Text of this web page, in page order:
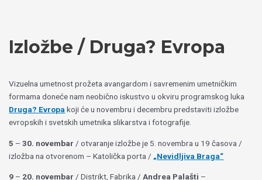
Izložbe / Druga? Evropa
Vizuelna umetnost prožeta avangardom i savremenim umetničkim
formama doneće nam neobično iskustvo u okviru programskog luka
Druga? Evropa koji će u novembru i decembru predstaviti izložbe
evropskih i svetskih umetnika slikarstva i fotografije.
5 – 30. novembar / otvaranje izložbe je 5. novembra u 19 časova /
izložba na otvorenom – Katolička porta / „Nevidljiva Braga“
9 – 20. novembar / Distrikt, Fabrika /Andrea Palašti –